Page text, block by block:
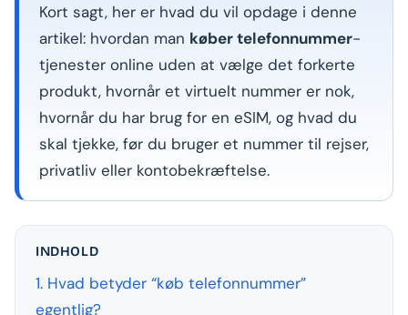
Kort sagt, her er hvad du vil opdage i denne
artikel: hvordan man køber telefonnummer-
tjenester online uden at vælge det forkerte
produkt, hvornår et virtuelt nummer er nok,
hvornår du har brug for en eSIM, og hvad du
skal tjekke, før du bruger et nummer til rejser,
privatliv eller kontobekræftelse.
INDHOLD
1. Hvad betyder “køb telefonnummer”
egentlig?